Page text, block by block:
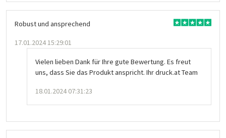
Robust und ansprechend
17.01.2024 15:29:01
Vielen lieben Dank für Ihre gute Bewertung. Es freut
uns, dass Sie das Produkt anspricht. Ihr druck.at Team
18.01.2024 07:31:23